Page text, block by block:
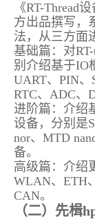
《RT-Thread
方出品撰写，
法，从三方面
基础篇：对
别介绍基于IO
UART、PIN、
RTC、ADC、
进阶篇：介绍
设备，分别是
nor、MTD
备。
高级篇：介绍
WLAN、ETH
CAN。
（二）先楫